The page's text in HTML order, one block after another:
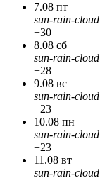
7.08 пт
sun-rain-cloud
+30
8.08 сб
sun-rain-cloud
+28
9.08 вс
sun-rain-cloud
+23
10.08 пн
sun-rain-cloud
+23
11.08 вт
sun-rain-cloud